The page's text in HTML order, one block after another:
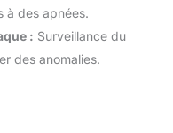
à des apnées.
: Surveillance du
des anomalies.